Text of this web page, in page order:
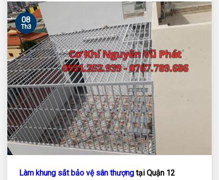
08
Th3
Làm khung sắt bảo vệ sân thượng tại Quận 12